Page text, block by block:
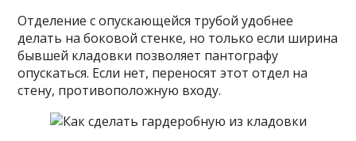
Отделение с опускающейся трубой удобнее
делать на боковой стенке, но только если ширина
бывшей кладовки позволяет пантографу
опускаться. Если нет, переносят этот отдел на
стену, противоположную входу.